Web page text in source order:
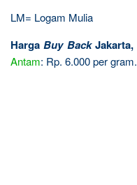
LM= Logam Mulia
HargaBuy BackJakarta,
Antam: Rp. 6.000 per gram.